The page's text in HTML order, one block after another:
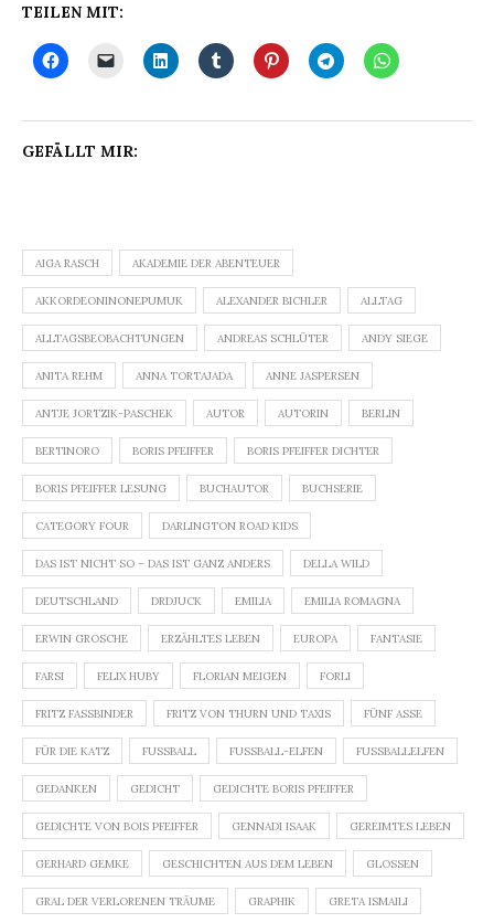
TEILEN MIT:
GEFÄLLT MIR:
AIGA RASCH AKADEMIE DER ABENTEUER
AKKORDEONINONEPUMUK ALEXANDER BICHLER ALLTAG
ALLTAGSBEOBACHTUNGEN ANDREAS SCHLÜTER ANDY SIEGE
ANITA REHM ANNA TORTAJADA ANNE JASPERSEN
ANTJE JORTZIK-PASCHEK AUTOR AUTORIN BERLIN
BERTINORO BORIS PFEIFFER BORIS PFEIFFER DICHTER
BORIS PFEIFFER LESUNG BUCHAUTOR BUCHSERIE
CATEGORY FOUR DARLINGTON ROAD KIDS
DAS IST NICHT SO – DAS IST GANZ ANDERS DELLA WILD
DEUTSCHLAND DRDJUCK EMILIA EMILIA ROMAGNA
ERWIN GROSCHE ERZÄHLTES LEBEN EUROPA FANTASIE
FARSI FELIX HUBY FLORIAN MEIGEN FORLI
FRITZ FASSBINDER FRITZ VON THURN UND TAXIS FÜNF ASSE
FÜR DIE KATZ FUSSBALL FUSSBALL-ELFEN FUSSBALLELFEN
GEDANKEN GEDICHT GEDICHTE BORIS PFEIFFER
GEDICHTE VON BOIS PFEIFFER GENNADI ISAAK GEREIMTES LEBEN
GERHARD GEMKE GESCHICHTEN AUS DEM LEBEN GLOSSEN
GRAL DER VERLORENEN TRÄUME GRAPHIK GRETA ISMAILI